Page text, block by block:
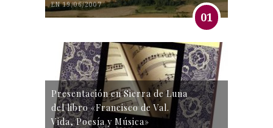
EN 19/06/2007
01
Presentación en Sierra de Luna
del libro «Francisco de Val.
Vida, Poesía y Música»